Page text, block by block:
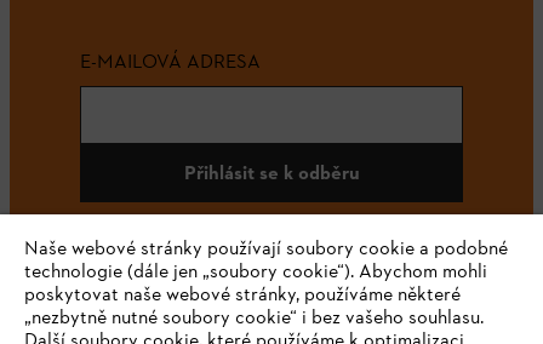
E-MAILOVÁ ADRESA
Přihlásit se k odběru
#STIHL
Naše webové stránky používají soubory cookie a podobné
technologie (dále jen „soubory cookie“). Abychom mohli
poskytovat naše webové stránky, používáme některé
„nezbytně nutné soubory cookie“ i bez vašeho souhlasu.